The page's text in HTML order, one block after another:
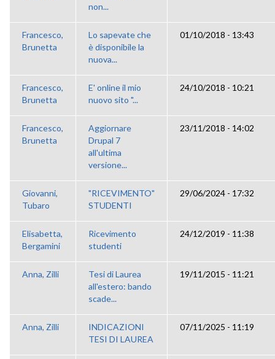
non...
Francesco,
Brunetta
Lo sapevate che
è disponibile la
nuova...
01/10/2018 - 13:43
Francesco,
Brunetta
E' online il mio
nuovo sito "...
24/10/2018 - 10:21
Francesco,
Brunetta
Aggiornare
Drupal 7
all'ultima
versione...
23/11/2018 - 14:02
Giovanni,
Tubaro
"RICEVIMENTO"
STUDENTI
29/06/2024 - 17:32
Elisabetta,
Bergamini
Ricevimento
studenti
24/12/2019 - 11:38
Anna, Zilli
Tesi di Laurea
all'estero: bando
scade...
19/11/2015 - 11:21
Anna, Zilli
INDICAZIONI
TESI DI LAUREA
07/11/2025 - 11:19